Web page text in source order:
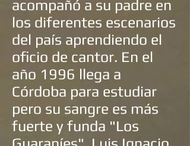
acompañó a su padre en
los diferentes escenarios
del país aprendiendo el
oficio de cantor. En el
año 1996 llega a
Córdoba para estudiar
pero su sangre es más
fuerte y funda "Los